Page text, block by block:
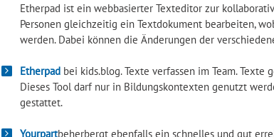
Etherpad ist ein webbasierter Texteditor zur
Personen gleichzeitig ein Textdokument bearbeiten,
werden. Dabei können die Änderungen der
Etherpadbei kids.blog. Texte verfassen im Team. Texte
Dieses Tool darf nur in Bildungskontexten genutzt
gestattet.
Yourpartbeherbergt ebenfalls ein schnelles und gut